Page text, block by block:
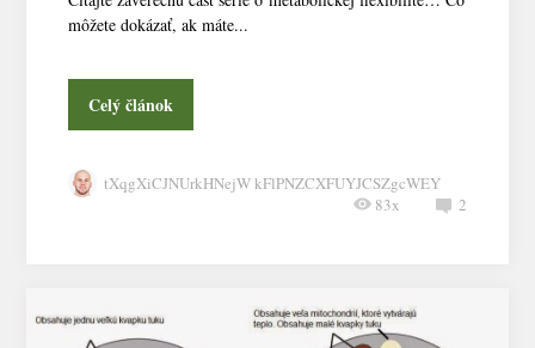
môžete dokázať, ak máte...
Celý článok
tXqgXiCJNUrkHNejW kFlPNZCXFUYJCSZgcWEY
2
83x